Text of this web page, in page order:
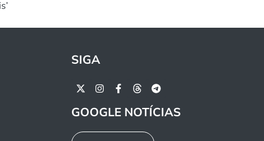
SIGA
GOOGLE NOTÍCIAS